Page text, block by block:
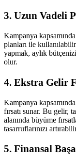
3. Uzun Vadeli
Kampanya
planları ile
yapmak, aylık
olur.
4. Ekstra Gelir
Kampanya
fırsatı sunar. Bu gelir,
alanında büyüme
tasarruflarınızı
5. Finansal